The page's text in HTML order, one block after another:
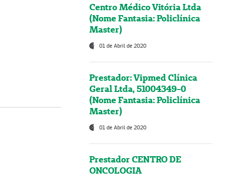
Centro Médico Vitória Ltda
(Nome Fantasia: Policlínica
Master)
01 de Abril de 2020
Prestador: Vipmed Clínica
Geral Ltda, 51004349-0
(Nome Fantasia: Policlínica
Master)
01 de Abril de 2020
Prestador CENTRO DE
ONCOLOGIA